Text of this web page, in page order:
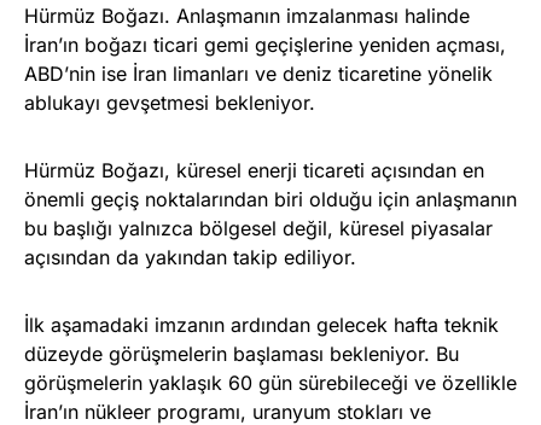
Hürmüz Boğazı. Anlaşmanın imzalanması halinde
İran’ın boğazı ticari gemi geçişlerine yeniden açması,
ABD’nin ise İran limanları ve deniz ticaretine yönelik
ablukayı gevşetmesi bekleniyor.
Hürmüz Boğazı, küresel enerji ticareti açısından en
önemli geçiş noktalarından biri olduğu için anlaşmanın
bu başlığı yalnızca bölgesel değil, küresel piyasalar
açısından da yakından takip ediliyor.
İlk aşamadaki imzanın ardından gelecek hafta teknik
düzeyde görüşmelerin başlaması bekleniyor. Bu
görüşmelerin yaklaşık 60 gün sürebileceği ve özellikle
İran’ın nükleer programı, uranyum stokları ve